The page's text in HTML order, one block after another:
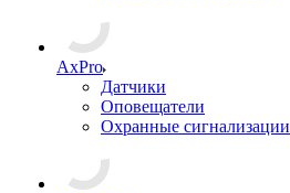
AxPro
Датчики
Оповещатели
Охранные сигнализации